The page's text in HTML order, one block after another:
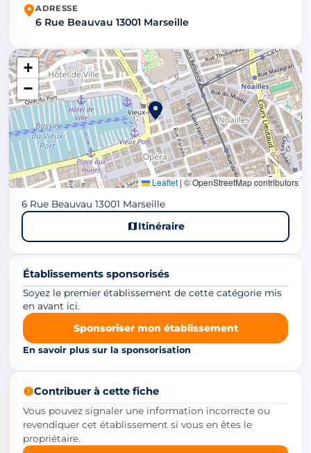
ADRESSE
6 Rue Beauvau 13001 Marseille
+
−
Leaflet | © OpenStreetMap contributors
6 Rue Beauvau 13001 Marseille
Itinéraire
Établissements sponsorisés
Soyez le premier établissement de cette catégorie mis
en avant ici.
Sponsoriser mon établissement
En savoir plus sur la sponsorisation
Contribuer à cette fiche
Vous pouvez signaler une information incorrecte ou
revendiquer cet établissement si vous en êtes le
propriétaire.